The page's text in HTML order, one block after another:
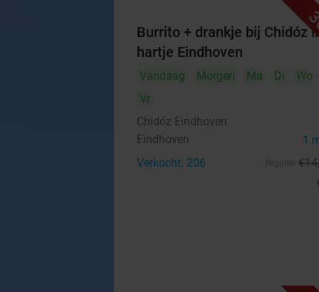
Burrito + drankje bij Chidóz
hartje Eindhoven
Vandaag Morgen Ma Di Wo
Vr
Chidóz Eindhoven
Eindhoven 1
Verkocht: 206 €14